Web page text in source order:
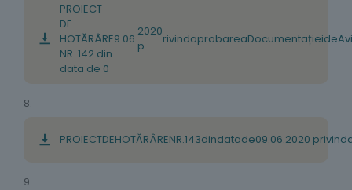
PROIECT
DE
HOTĂRÂRE
NR. 142 din
data de 0
9.06.2020
p
rivindaprobareaDocumentațieide
8.
PROIECTDEHOTĂRÂRENR.143dindatade09.06.2020 privind
9.